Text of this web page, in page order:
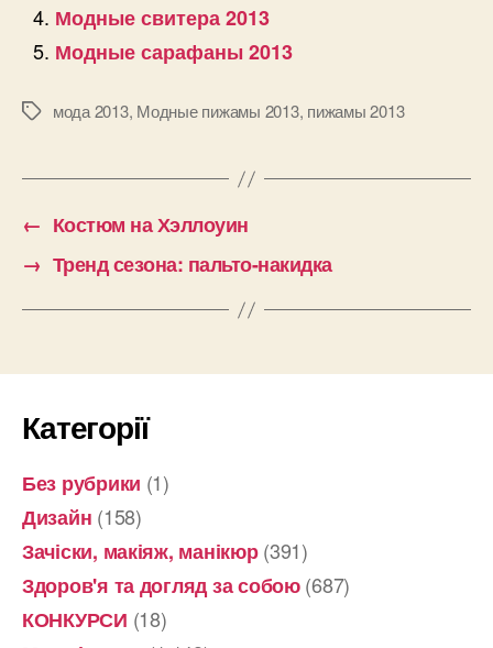
Модные свитера 2013
Модные сарафаны 2013
Позначкимода 2013, Модные пижамы 2013, пижамы 2013
← Костюм на Хэллоуин
→ Тренд сезона: пальто-накидка
Категорії
Без рубрики (1)
Дизайн (158)
Зачіски, макіяж, манікюр(391)
Здоров'я та догляд за собою(687)
КОНКУРСИ (18)